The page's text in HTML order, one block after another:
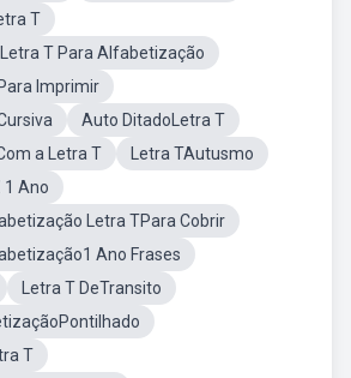
T
T Para Alfabetização
Imprimir
Auto DitadoLetra T
a Letra T
Letra TAutusmo
Ano
Letra TPara Cobrir
Ano Frases
Letra T DeTransito
T